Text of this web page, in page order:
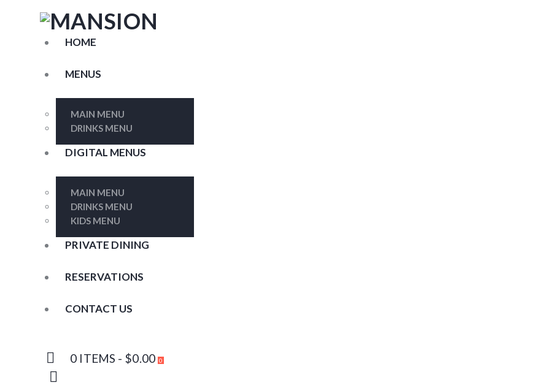
HOME
MENUS
MAIN MENU
DRINKS MENU
DIGITAL MENUS
MAIN MENU
DRINKS MENU
KIDS MENU
PRIVATE DINING
RESERVATIONS
CONTACT US
0 ITEMS - $0.00 0